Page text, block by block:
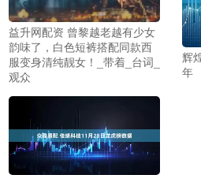
益升网配资 曾黎越老越有少女
韵味了，白色短裤搭配同款西
服变身清纯靓女！_带着_台词_
观众
辉
年